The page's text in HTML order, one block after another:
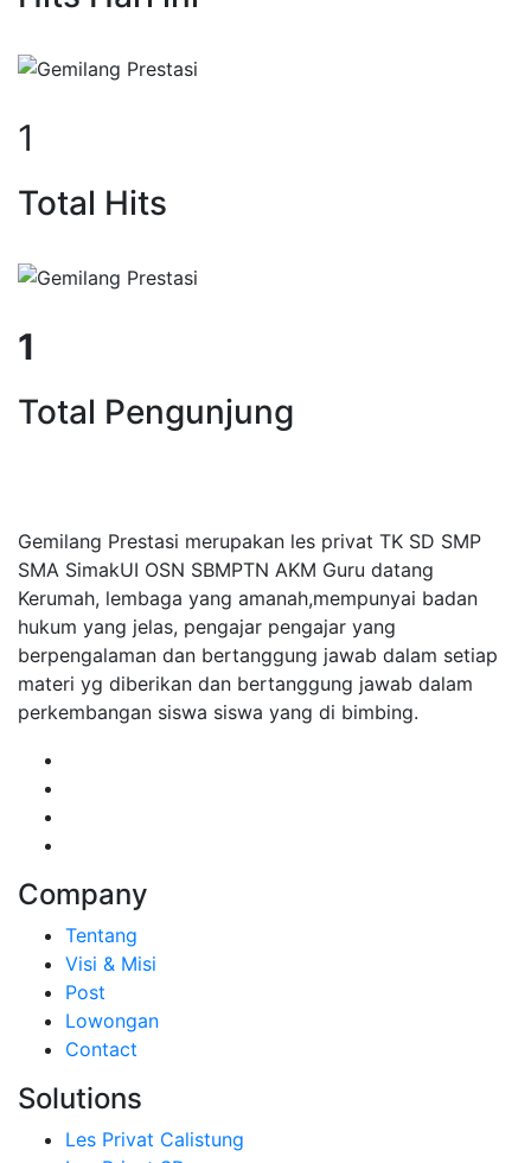
1
Total Hits
1
Total Pengunjung
Gemilang Prestasi merupakan les privat TK SD SMP
SMA SimakUI OSN SBMPTN AKM Guru datang
Kerumah, lembaga yang amanah,mempunyai badan
hukum yang jelas, pengajar pengajar yang
berpengalaman dan bertanggung jawab dalam setiap
materi yg diberikan dan bertanggung jawab dalam
perkembangan siswa siswa yang di bimbing.
Company
Tentang
Visi & Misi
Post
Lowongan
Contact
Solutions
Les Privat Calistung